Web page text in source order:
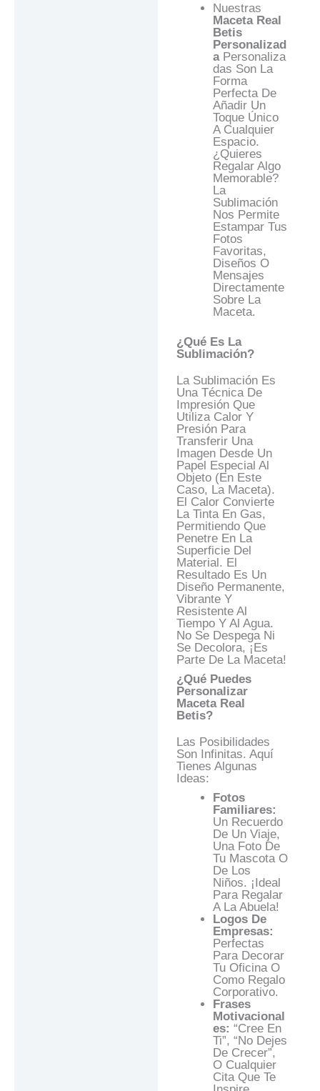
Nuestras
Maceta Real
Betis
Personalizad
APersonaliza
Das Son La
Forma
Perfecta De
Añadir Un
Toque Único
A Cualquier
Espacio.
¿Quieres
Regalar Algo
Memorable?
La
Sublimación
Nos Permite
Estampar Tus
Fotos
Favoritas,
Diseños O
Mensajes
Directamente
Sobre La
Maceta.
¿Qué Es La
Sublimación?
La Sublimación Es
Una Técnica De
Impresión Que
Utiliza Calor Y
Presión Para
Transferir Una
Imagen Desde Un
Papel Especial Al
Objeto (en Este
Caso, La Maceta).
El Calor Convierte
La Tinta En Gas,
Permitiendo Que
Penetre En La
Superficie Del
Material. El
Resultado Es Un
Diseño Permanente,
Vibrante Y
Resistente Al
Tiempo Y Al Agua.
No Se Despega Ni
Se Decolora, ¡es
Parte De La Maceta!
¿Qué Puedes
Personalizar
Maceta Real
Betis?
Las Posibilidades
Son Infinitas. Aquí
Tienes Algunas
Ideas:
Fotos
Familiares:
Un Recuerdo
De Un Viaje,
Una Foto De
Tu Mascota O
De Los
Niños. ¡Ideal
Para Regalar
A La Abuela!
Logos De
Empresas:
Perfectas
Para Decorar
Tu Oficina O
Como Regalo
Corporativo.
Frases
Motivacional
Es: “Cree En
Ti”, “No Dejes
De Crecer”,
O Cualquier
Cita Que Te